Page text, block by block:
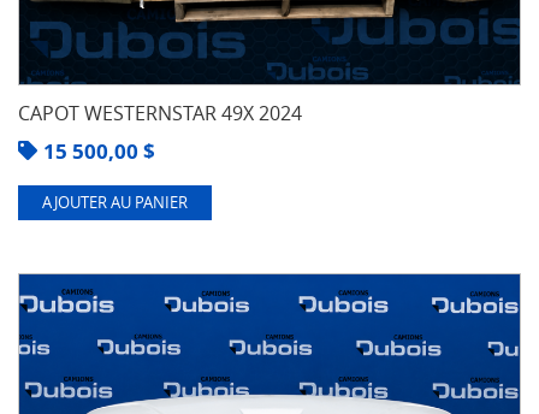
CAPOT WESTERNSTAR 49X 2024
15 500,00 $
AJOUTER AU PANIER